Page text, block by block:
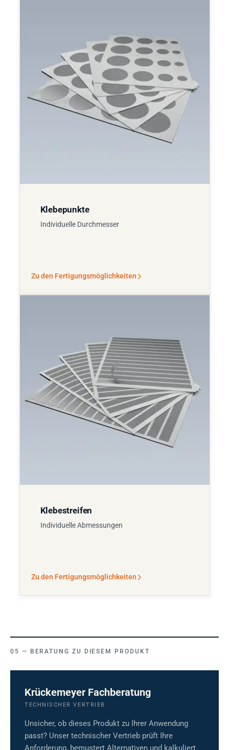
Klebepunkte
Individuelle Durchmesser
Zu den Fertigungsmöglichkeiten
Klebestreifen
Individuelle Abmessungen
Zu den Fertigungsmöglichkeiten
BERATUNG ZU DIESEM PRODUKT
Krückemeyer Fachberatung
TECHNISCHER VERTRIEB
Unsicher, ob dieses Produkt zu Ihrer Anwendung
passt? Unser technischer Vertrieb prüft Ihre
Anforderung, bemustert Alternativen und kalkuliert